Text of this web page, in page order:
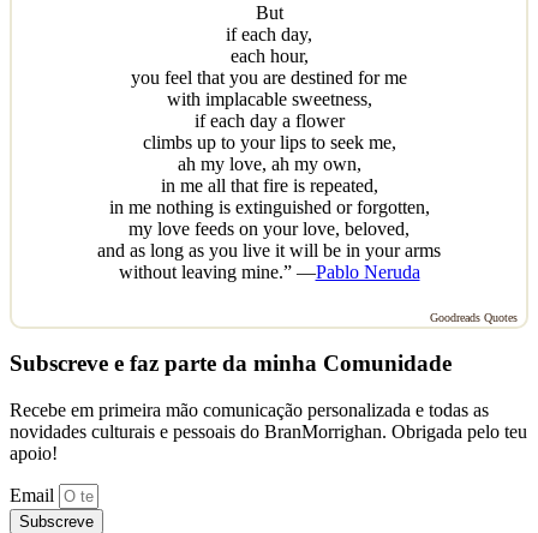
But
if each day,
each hour,
you feel that you are destined for me
with implacable sweetness,
if each day a flower
climbs up to your lips to seek me,
ah my love, ah my own,
in me all that fire is repeated,
in me nothing is extinguished or forgotten,
my love feeds on your love, beloved,
and as long as you live it will be in your arms
without leaving mine.” —Pablo Neruda
Goodreads Quotes
Subscreve e faz parte da minha Comunidade
Recebe em primeira mão comunicação personalizada e todas as
novidades culturais e pessoais do BranMorrighan. Obrigada pelo teu
apoio!
Email
Subscreve